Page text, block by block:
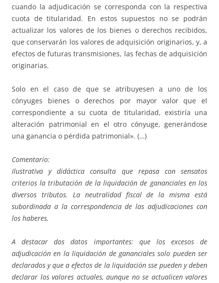
cuando la adjudicación se corresponda con la respectiva
cuota de titularidad. En estos supuestos no se podrán
actualizar los valores de los bienes o derechos recibidos,
que conservarán los valores de adquisición originarios, y, a
efectos de futuras transmisiones, las fechas de adquisición
originarias.
Solo en el caso de que se atribuyesen a uno de los
cónyuges bienes o derechos por mayor valor que el
correspondiente a su cuota de titularidad, existiría una
alteración patrimonial en el otro cónyuge, generándose
una ganancia o pérdida patrimonial». (…)
Comentario:
Ilustrativa y didáctica consulta que repasa con sensatos
criterios la tributación de la liquidación de gananciales en los
diversos tributos. La neutralidad fiscal de la misma está
subordinada a la correspondencia de las adjudicaciones con
los haberes.
A destacar dos datos importantes: que los excesos de
adjudicación en la liquidación de gananciales solo pueden ser
declarados y que a efectos de la liquidación sse pueden y deben
declarar los valores actuales, aunque no se actualicen valores